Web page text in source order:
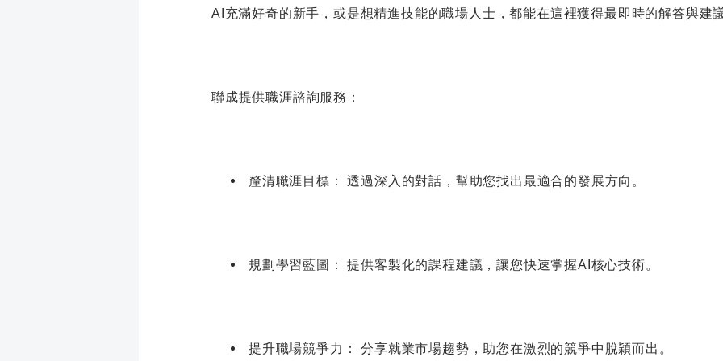
AI充滿好奇的新手，或是想精進技能的職場人士，都能在這裡獲得最即時的解答與建
聯成提供職涯諮詢服務：
釐清職涯目標： 透過深入的對話，幫助您找出最適合的發展方向。
規劃學習藍圖： 提供客製化的課程建議，讓您快速掌握AI核心技術。
提升職場競爭力： 分享就業市場趨勢，助您在激烈的競爭中脫穎而出。